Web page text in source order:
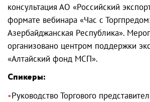
консультация АО «Российский
формате вебинара «Час с
Азербайджанская Республика».
организовано центром поддержки
«Алтайский фонд МСП».
Спикеры:
Руководство Торгового